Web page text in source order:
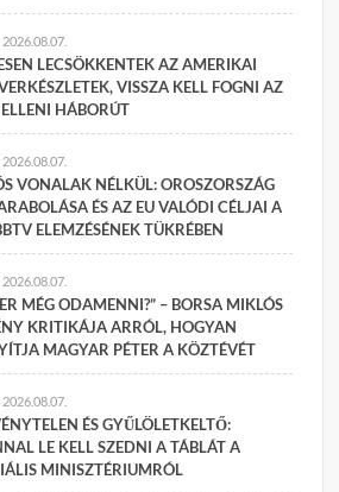
2026.08.07.
LECSÖKKENTEK AZ AMERIKAI
VISSZA KELL FOGNI AZ
HÁBORÚT
2026.08.07.
VONALAK NÉLKÜL: OROSZORSZÁG
ÉS AZ EU VALÓDI CÉLJAI A
ELEMZÉSÉNEK TÜKRÉBEN
2026.08.07.
MÉG ODAMENNI?” – BORSA MIKLÓS
KRITIKÁJA ARRÓL, HOGYAN
MAGYAR PÉTER A KÖZTÉVÉT
2026.08.07.
ÉS GYŰLÖLETKELTŐ:
LE KELL SZEDNI A TÁBLÁT A
MINISZTÉRIUMRÓL